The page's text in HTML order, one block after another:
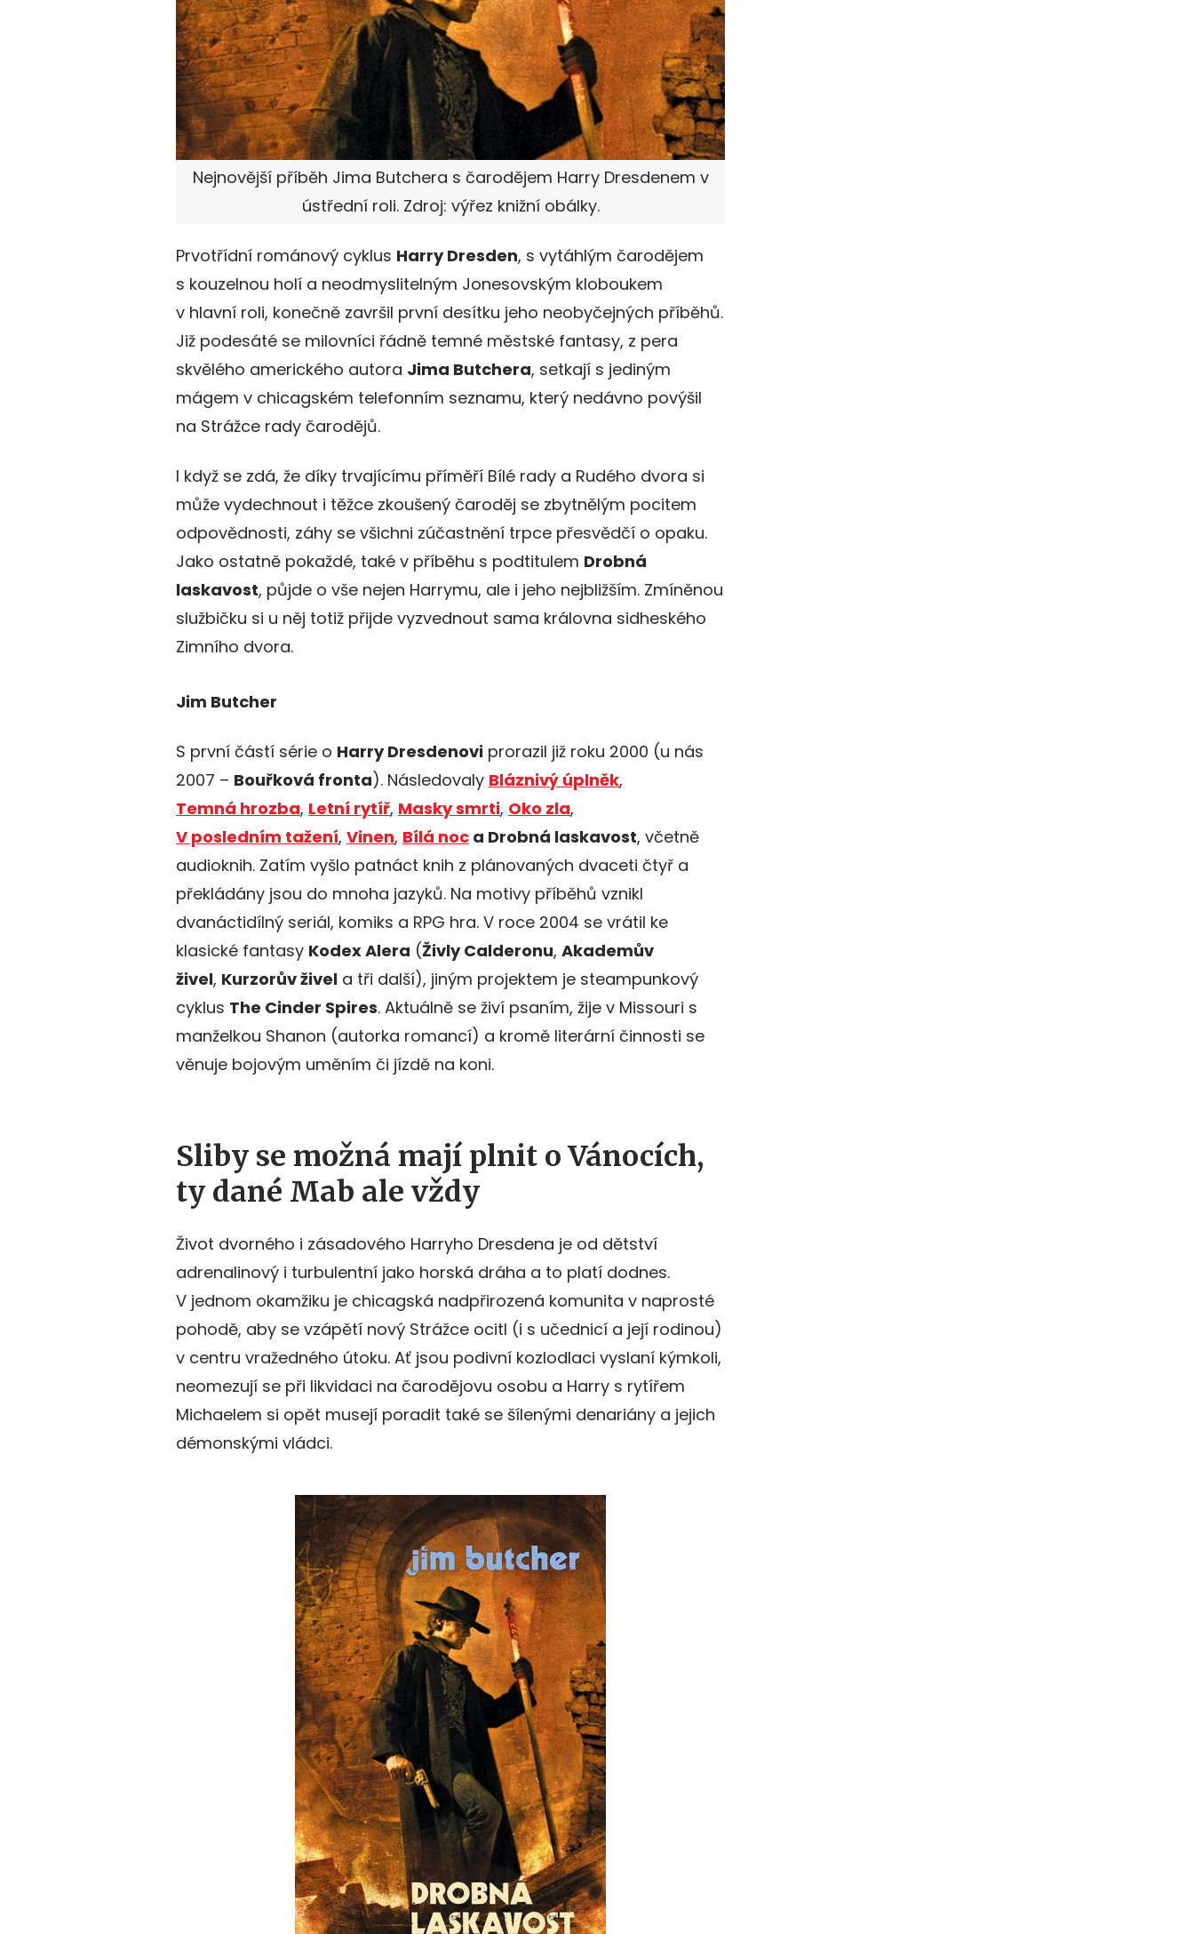
Nejnovější příběh Jima Butchera s čarodějem Harry Dresdenem v
ústřední roli. Zdroj: výřez knižní obálky.
Prvotřídní románový cyklus Harry Dresden, s vytáhlým čarodějem
s kouzelnou holí a neodmyslitelným Jonesovským kloboukem
v hlavní roli, konečně završil první desítku jeho neobyčejných příběhů.
Již podesáté se milovníci řádně temné městské fantasy, z pera
skvělého amerického autora Jima Butchera, setkají s jediným
mágem v chicagském telefonním seznamu, který nedávno povýšil
na Strážce rady čarodějů.
I když se zdá, že díky trvajícímu příměří Bílé rady a Rudého dvora si
může vydechnout i těžce zkoušený čaroděj se zbytnělým pocitem
odpovědnosti, záhy se všichni zúčastnění trpce přesvědčí o opaku.
Jako ostatně pokaždé, také v příběhu s podtitulem Drobná
laskavost, půjde o vše nejen Harrymu, ale i jeho nejbližším. Zmíněnou
službičku si u něj totiž přijde vyzvednout sama královna sidheského
Zimního dvora.
Jim Butcher
S první částí série o Harry Dresdenovi prorazil již roku 2000 (u nás
2007 – Bouřková fronta). Následovaly Bláznivý úplněk,
Temná hrozba, Letní rytíř, Masky smrti, Oko zla,
V posledním tažení, Vinen, Bílá noc a Drobná laskavost, včetně
audioknih. Zatím vyšlo patnáct knih z plánovaných dvaceti čtyř a
překládány jsou do mnoha jazyků. Na motivy příběhů vznikl
dvanáctidílný seriál, komiks a RPG hra. V roce 2004 se vrátil ke
klasické fantasy Kodex Alera (Živly Calderonu, Akademův
živel, Kurzorův živel a tři další), jiným projektem je steampunkový
cyklus The Cinder Spires. Aktuálně se živí psaním, žije v Missouri s
manželkou Shanon (autorka romancí) a kromě literární činnosti se
věnuje bojovým uměním či jízdě na koni.
Sliby se možná mají plnit o Vánocích,
ty dané Mab ale vždy
Život dvorného i zásadového Harryho Dresdena je od dětství
adrenalinový i turbulentní jako horská dráha a to platí dodnes.
V jednom okamžiku je chicagská nadpřirozená komunita v naprosté
pohodě, aby se vzápětí nový Strážce ocitl (i s učednicí a její rodinou)
v centru vražedného útoku. Ať jsou podivní kozlodlaci vyslaní kýmkoli,
neomezují se při likvidaci na čarodějovu osobu a Harry s rytířem
Michaelem si opět musejí poradit také se šílenými denariány a jejich
démonskými vládci.